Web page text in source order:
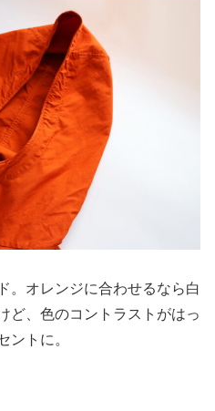
。オレンジに合わせるなら白
ど、色のコントラストがはっ
ントに。